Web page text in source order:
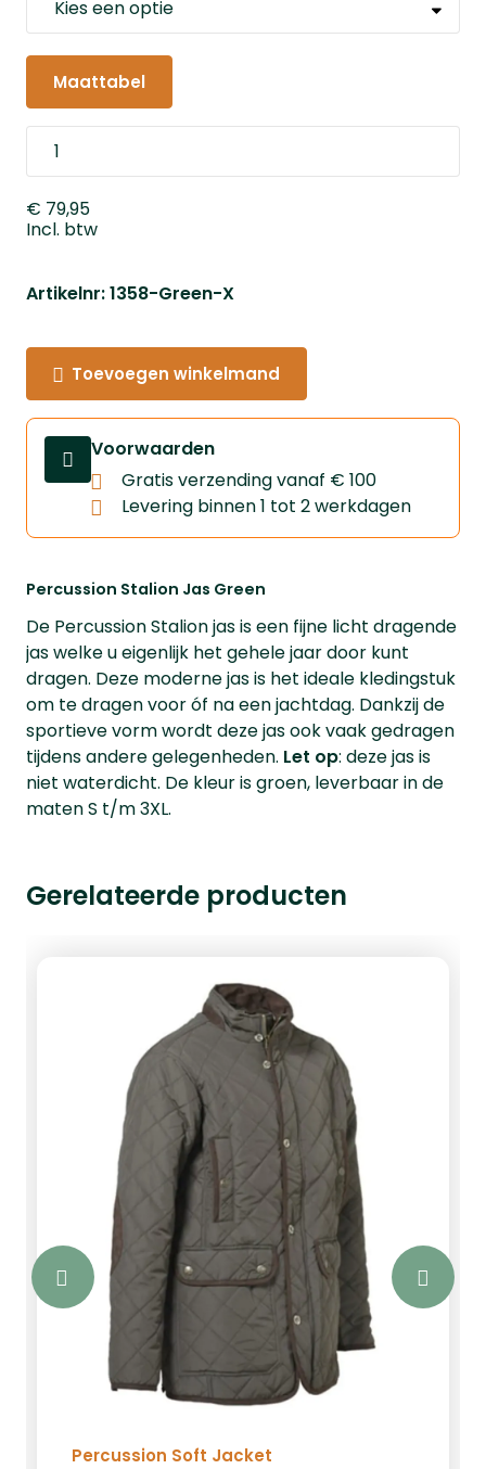
Percussion Stalion Jas Green
De Percussion Stalion jas is een fijne licht dragende
jas welke u eigenlijk het gehele jaar door kunt
dragen. Deze moderne jas is het ideale kledingstuk
om te dragen voor óf na een jachtdag. Dankzij de
sportieve vorm wordt deze jas ook vaak gedragen
tijdens andere gelegenheden. Let op: deze jas is
niet waterdicht. De kleur is groen, leverbaar in de
maten S t/m 3XL.
Maattabel
€ 79,95
Incl. btw
Artikelnr: 1358-Green-X
Toevoegen winkelmand
Voorwaarden
Gratis verzending vanaf € 100
Levering binnen 1 tot 2 werkdagen
Gerelateerde producten
Percussion Soft Jacket